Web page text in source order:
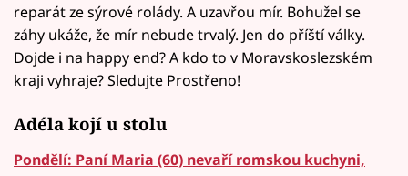
reparát ze sýrové rolády. A uzavřou mír. Bohužel se
záhy ukáže, že mír nebude trvalý. Jen do příští války.
Dojde i na happy end? A kdo to v Moravskoslezském
kraji vyhraje? Sledujte Prostřeno!
Adéla kojí u stolu
Pondělí: Paní Maria (60) nevaří romskou kuchyni,